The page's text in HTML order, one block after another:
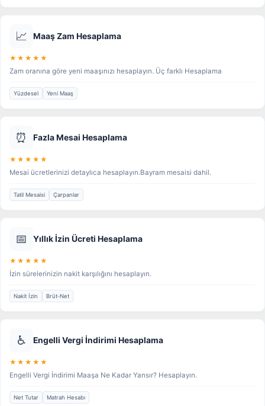
📈 Maaş Zam Hesaplama
★★★★★
Zam oranına göre yeni maaşınızı hesaplayın. Üç farklı Hesaplama
Yüzdesel Yeni Maaş
⏰ Fazla Mesai Hesaplama
★★★★★
Mesai ücretlerinizi detaylıca hesaplayın.Bayram mesaisi dahil.
Tatil Mesaisi Çarpanlar
📅 Yıllık İzin Ücreti Hesaplama
★★★★★
İzin sürelerinizin nakit karşılığını hesaplayın.
Nakit İzin Brüt-Net
♿ Engelli Vergi İndirimi Hesaplama
★★★★★
Engelli Vergi İndirimi Maaşa Ne Kadar Yansır? Hesaplayın.
Net Tutar Matrah Hesabı